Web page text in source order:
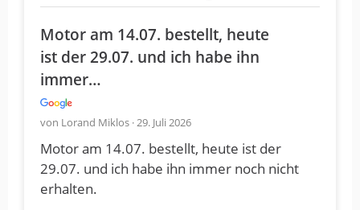
Motor am 14.07. bestellt, heute
ist der 29.07. und ich habe ihn
immer…
von Lorand Miklos · 29. Juli 2026
Motor am 14.07. bestellt, heute ist der
29.07. und ich habe ihn immer noch nicht
erhalten.